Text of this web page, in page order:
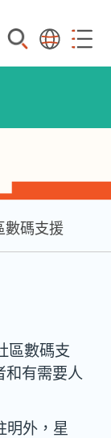
搜索 語言 菜單
數碼支援
區數碼支
和有需要人
明外，星